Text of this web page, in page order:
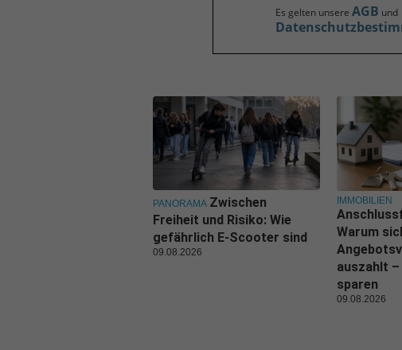
Es gelten unsere AGB und
PANORAMA Zwischen
Freiheit und Risiko: Wie
gefährlich E-Scooter sind
09.08.2026
IMMOBILIEN
Warum
auszahlt
sparen
09.08.2026